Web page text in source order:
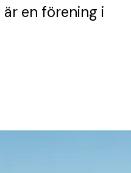
är en förening i